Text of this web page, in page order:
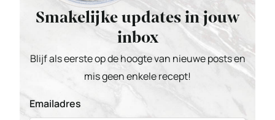
Smakelijke updates in jouw
inbox
Blijf als eerste op de hoogte van nieuwe posts en
mis geen enkele recept!
Emailadres